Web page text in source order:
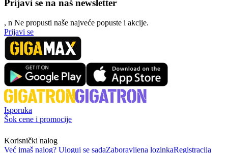
Prijavi se na naš newsletter
, n Ne propusti naše najveće popuste i akcije.
Prijavi se
Isporuka
Šok cene i promocije
Korisnički nalog
Već imaš nalog? Uloguj se sadaZaboravljena lozinkaRegistracija